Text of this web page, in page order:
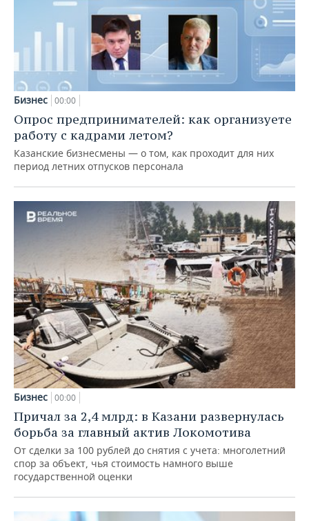
Бизнес 00:00
Опрос предпринимателей: как организуете
работу с кадрами летом?
Казанские бизнесмены — о том, как проходит для них
период летних отпусков персонала
Бизнес 00:00
Причал за 2,4 млрд: в Казани развернулась
борьба за главный актив Локомотива
От сделки за 100 рублей до снятия с учета: многолетний
спор за объект, чья стоимость намного выше
государственной оценки